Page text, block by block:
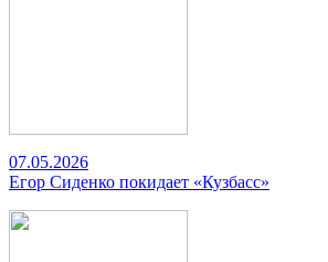
07.05.2026
Егор Сиденко покидает «Кузбасс»